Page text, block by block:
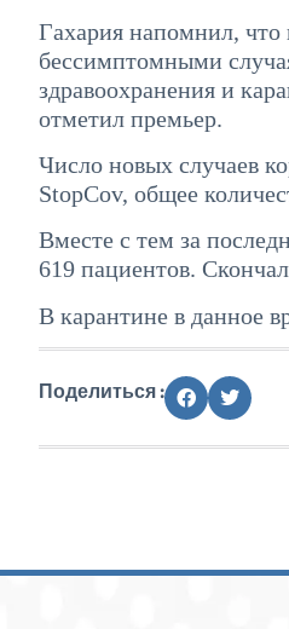
Гахария напомнил, что
бессимптомными
здравоохранения и
отметил премьер.
Число новых случаев
StopCov, общее
Вместе с тем за
619 пациентов.
В карантине в данное
Поделиться :